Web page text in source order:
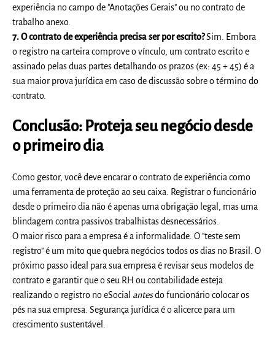
experiência no campo de "Anotações Gerais" ou no contrato de
trabalho anexo.
7. O contrato de experiência precisa ser por escrito?Sim. Embora
o registro na carteira comprove o vínculo, um contrato escrito e
assinado pelas duas partes detalhando os prazos (ex: 45 + 45) é a
sua maior prova jurídica em caso de discussão sobre o término do
contrato.
Conclusão: Proteja seu negócio desde
o primeiro dia
Como gestor, você deve encarar ocontrato de experiência como
uma ferramenta de proteção ao seu caixa. Registrar o funcionário
desde o primeiro dia não é apenas uma obrigação legal, mas uma
blindagem contra passivos trabalhistas desnecessários.
O maior risco para a empresa é a informalidade. O "teste sem
registro" é um mito que quebra negócios todos os dias no Brasil. O
próximo passo ideal para sua empresa é revisar seus modelos de
contrato e garantir que o seu RH ou contabilidade esteja
realizando o registro no eSocial antesdo funcionário colocar os
pés na sua empresa. Segurança jurídica é o alicerce para um
crescimento sustentável.